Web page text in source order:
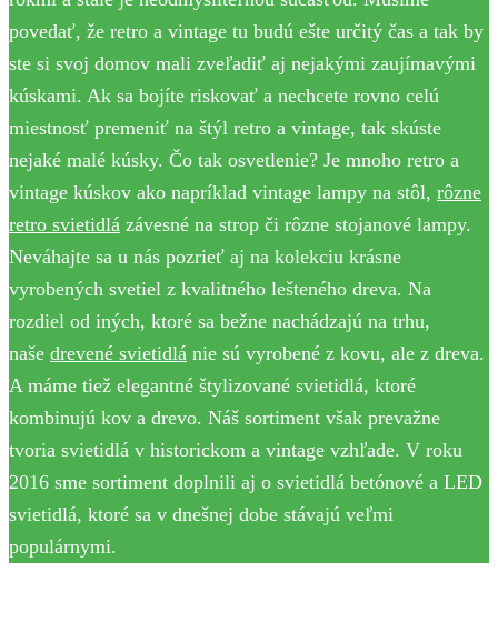
povedať, že retro a vintage tu budú ešte určitý čas a tak by
ste si svoj domov mali zveľadiť aj nejakými zaujímavými
kúskami. Ak sa bojíte riskovať a nechcete rovno celú
miestnosť premeniť na štýl retro a vintage, tak skúste
nejaké malé kúsky. Čo tak osvetlenie? Je mnoho retro a
vintage kúskov ako napríklad vintage lampy na stôl, rôzne
retro svietidlá závesné na strop či rôzne stojanové lampy.
Neváhajte sa u nás pozrieť aj na kolekciu krásne
vyrobených svetiel z kvalitného lešteného dreva. Na
rozdiel od iných, ktoré sa bežne nachádzajú na trhu,
naše drevené svietidlá nie sú vyrobené z kovu, ale z dreva.
A máme tiež elegantné štylizované svietidlá, ktoré
kombinujú kov a drevo. Náš sortiment však prevažne
tvoria svietidlá v historickom a vintage vzhľade. V roku
2016 sme sortiment doplnili aj o svietidlá betónové a LED
svietidlá, ktoré sa v dnešnej dobe stávajú veľmi
populárnymi.